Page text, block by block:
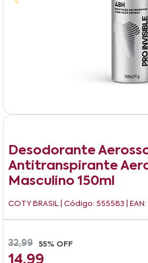
Desodorante
Antitranspirante
Masculino 150ml
COTY BRASIL | Código: 555583 |
32,99 55% OFF
14,99